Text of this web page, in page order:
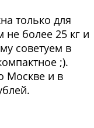
только для
не более 25 кг и
советуем в
;).
Москве и в